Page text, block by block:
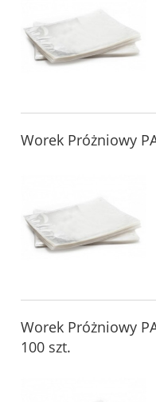
Worek Próżniowy
Worek Próżniowy
100 szt.